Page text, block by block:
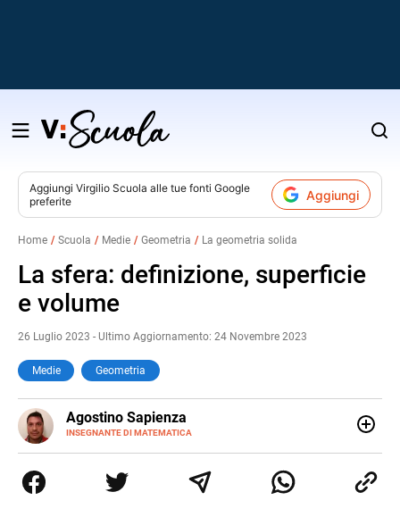
Salta
contenuto
Aggiungi Virgilio Scuola alle tue fonti Google
preferite
Aggiungi
Home Scuola Medie Geometria La geometria solida
La sfera: definizione, superficie
e volume
26 Luglio 2023 - Ultimo Aggiornamento: 24 Novembre 2023
Medie Geometria
Agostino Sapienza
INSEGNANTE DI MATEMATICA
E-
MAIL
LINKEDIN
Tommaso Gulli. Ho conseguito la laurea triennale in
Relazioni Internazionali a Messina e in Economia